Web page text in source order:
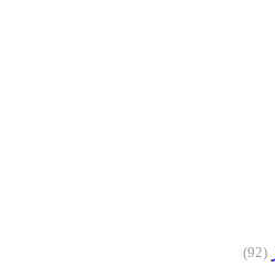
(92)